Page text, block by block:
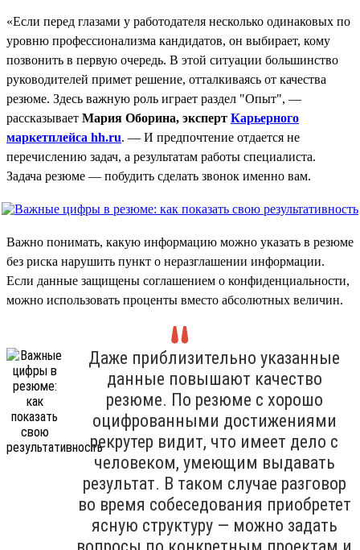
«Если перед глазами у работодателя несколько одинаковых по
уровню профессионализма кандидатов, он выбирает, кому
позвонить в первую очередь. В этой ситуации большинство
руководителей примет решение, отталкиваясь от качества
резюме. Здесь важную роль играет раздел "Опыт", —
рассказывает Мария Оборина, эксперт Карьерного
маркетплейса hh.ru. — И предпочтение отдается не
перечислению задач, а результатам работы специалиста.
Задача резюме — побудить сделать звонок именно вам.
Важно понимать, какую информацию можно указать в резюме
без риска нарушить пункт о неразглашении информации.
Если данные защищены соглашением о конфиденциальности,
можно использовать проценты вместо абсолютных величин.
Даже приблизительно указанные
данные повышают качество
резюме. По резюме с хорошо
оцифрованными достижениями
рекрутер видит, что имеет дело с
человеком, умеющим выдавать
результат. В таком случае разговор
во время собеседования приобретет
ясную структуру — можно задать